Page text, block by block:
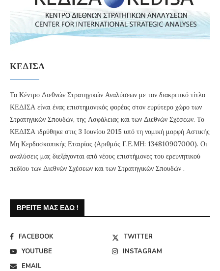
ΚΕΔΙΣΑ
Το Κέντρο Διεθνών Στρατηγικών Αναλύσεων με τον διακριτικό τίτλο
ΚΕΔΙΣΑ είναι ένας επιστημονικός φορέας στον ευρύτερο χώρο των
Στρατηγικών Σπουδών, της Ασφάλειας και των Διεθνών Σχέσεων. Το
ΚΕΔΙΣΑ ιδρύθηκε στις 3 Ιουνίου 2015 υπό τη νομική μορφή Αστικής
Μη Κερδοσκοπικής Εταιρίας (Αριθμός Γ.Ε.ΜΗ: 134810907000). Οι
αναλύσεις μας διεξάγονται από νέους επιστήμονες του ερευνητικού
πεδίου των Διεθνών Σχέσεων και των Στρατηγικών Σπουδών .
ΒΡΕΊΤΕ ΜΑΣ ΕΔΏ !
FACEBOOK
TWITTER
YOUTUBE
INSTAGRAM
EMAIL